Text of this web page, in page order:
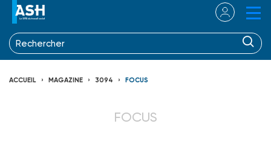
ACCUEIL MAGAZINE 3094 FOCUS
FOCUS